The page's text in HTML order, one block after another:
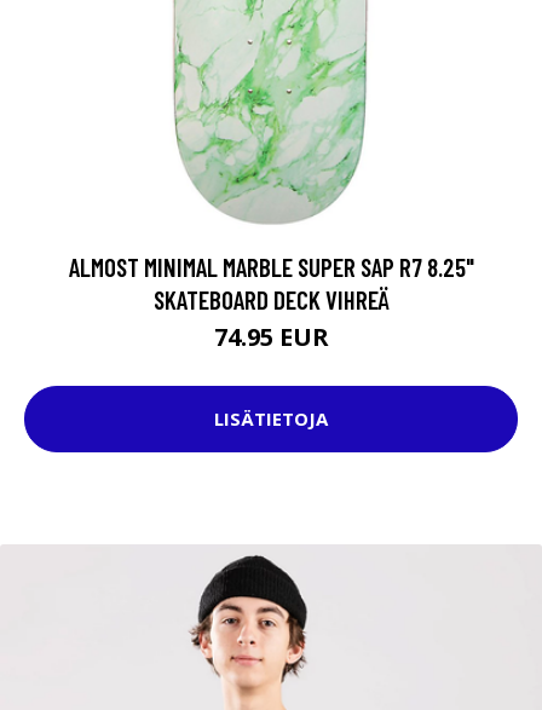
ALMOST MINIMAL MARBLE SUPER SAP R7 8.25"
SKATEBOARD DECK VIHREÄ
74.95 EUR
LISÄTIETOJA